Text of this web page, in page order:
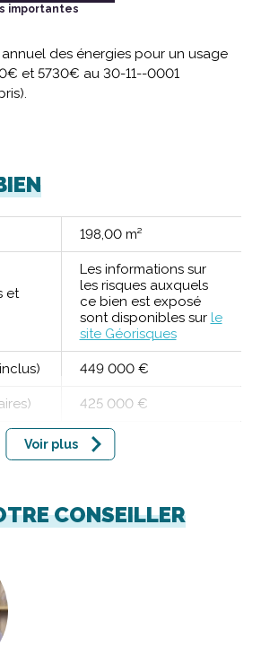
importantes
des énergies pour un usage
et 5730€ au 30-11--0001
198,00 m²
et
Les informations sur
les risques auxquels
ce bien est exposé
sont disponibles sur le
site Géorisques
449 000 €
425 000 €
Voir plus
CONSEILLER